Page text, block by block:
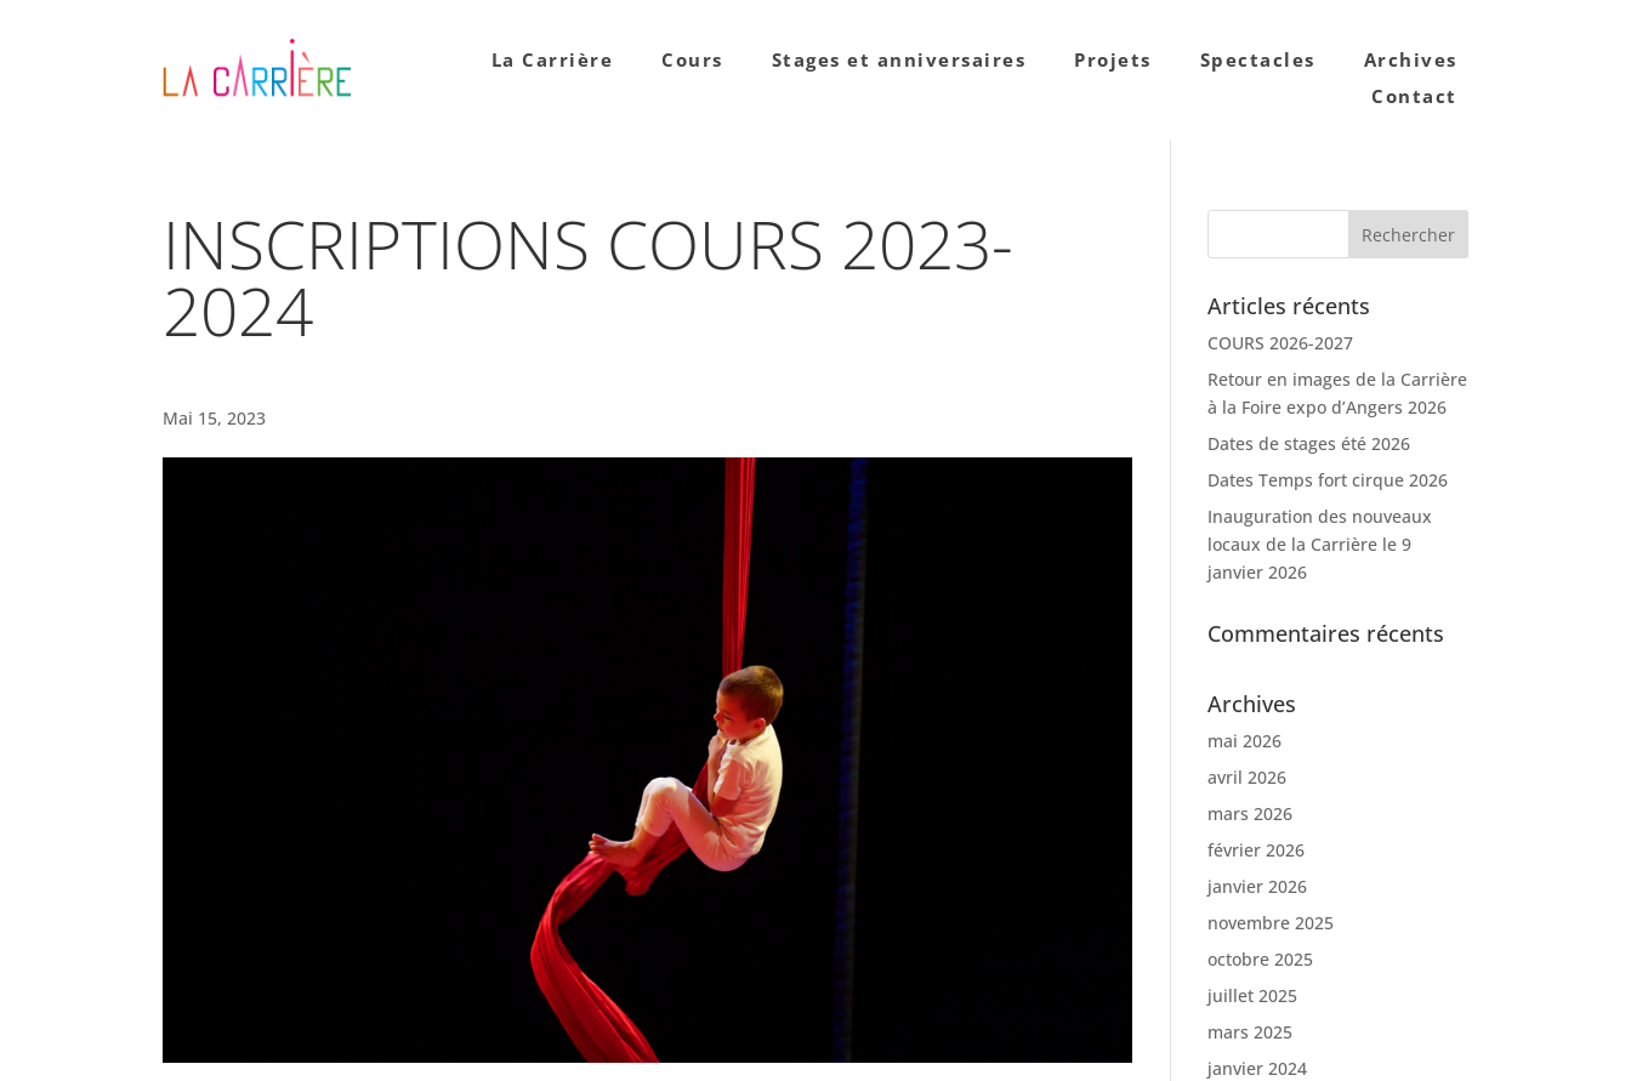
La Carrière Cours Stages et anniversaires Projets Spectacles
Archives
Contact
INSCRIPTIONS COURS 2023-
2024
Mai 15, 2023
Articles récents
COURS 2026-2027
Retour en images de la Carrière
à la Foire expo d’Angers 2026
Dates de stages été 2026
Dates Temps fort cirque 2026
Inauguration des nouveaux
locaux de la Carrière le 9
janvier 2026
Commentaires récents
Archives
mai 2026
avril 2026
mars 2026
février 2026
janvier 2026
novembre 2025
octobre 2025
juillet 2025
mars 2025
janvier 2024